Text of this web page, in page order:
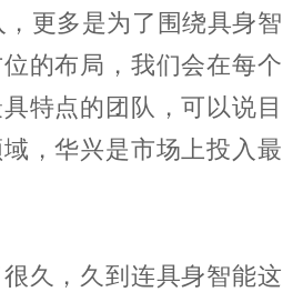
，更多是为了围绕具身智
的布局，我们会在每个
特点的团队，可以说目
，华兴是市场上投入最
久，久到连具身智能这